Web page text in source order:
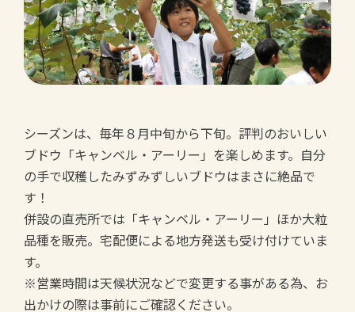
シーズンは、毎年８月中旬から下旬。評判のおいしい
ブドウ「キャンベル・アーリー」を楽しめます。自分
の手で収穫したみずみずしいブドウはまさに絶品で
す！
併設の直売所では「キャンベル・アーリー」ほか大粒
品種を販売。宅配便による地方発送も受け付けていま
す。
※営業時間は天候状況などで変更する事がある為、お
出かけの際は事前にご確認ください。